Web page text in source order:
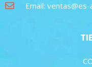
Email: ventas@es-